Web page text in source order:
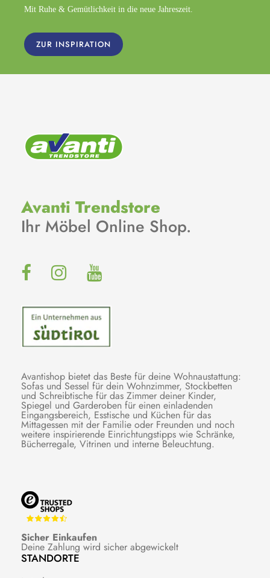
Mit Ruhe & Gemütlichkeit in die neue Jahreszeit.
ZUR INSPIRATION
Avanti Trendstore
Ihr Möbel Online Shop.
Avantishop bietet das Beste für deine Wohnaustattung:
Sofas und Sessel für dein Wohnzimmer, Stockbetten
und Schreibtische für das Zimmer deiner Kinder,
Spiegel und Garderoben für einen einladenden
Eingangsbereich, Esstische und Küchen für das
Mittagessen mit der Familie oder Freunden und noch
weitere inspirierende Einrichtungstipps wie Schränke,
Bücherregale, Vitrinen und interne Beleuchtung.
Sicher Einkaufen
Deine Zahlung wird sicher abgewickelt
STANDORTE